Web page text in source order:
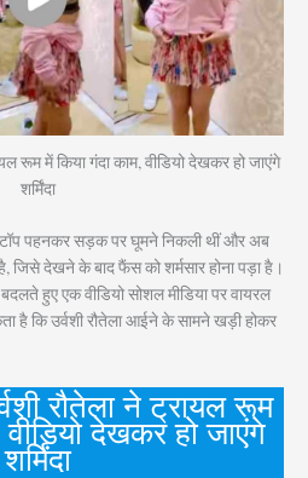
रूम में किया गंदा काम, वीडियो देखकर हो जाएंगे
शर्मिंदा
टॉप पहनकर सड़क पर घूमने निकली थीं और अब
जिसे देखने के बाद फैंस को शर्मसार होना पड़ा है।
हुए एक वीडियो सोशल मीडिया पर वायरल
है कि उर्वशी रौतेला आईने के सामने खड़ी होकर
रौतेला ने ट्रायल रूम
देखकर हो जाएंगे
शर्मिंदा